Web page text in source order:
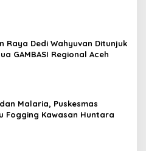
Raya Dedi Wahyuvan Ditunjuk
GAMBASI Regional Aceh
Malaria, Puskesmas
Fogging Kawasan Huntara